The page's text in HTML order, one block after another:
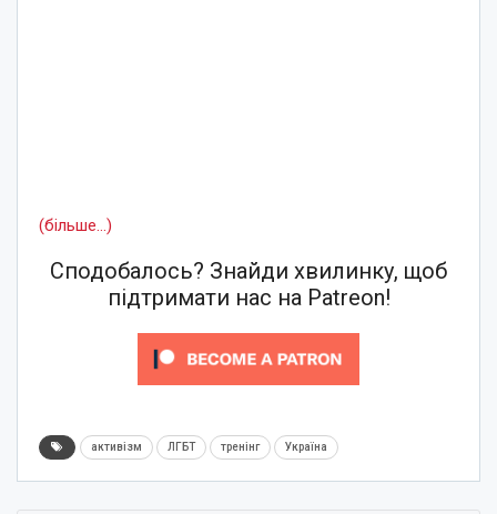
(більше…)
Сподобалось? Знайди хвилинку, щоб
підтримати нас на Patreon!
активізм ЛГБТ тренінг Україна